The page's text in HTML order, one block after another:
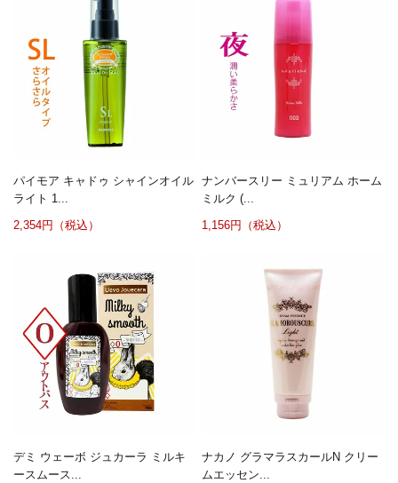
パイモア キャドゥ シャインオイル
ライト 1...
2,354円（税込）
ナンバースリー ミュリアム ホーム
ミルク (...
1,156円（税込）
デミ ウェーボ ジュカーラ ミルキ
ースムース...
ナカノ グラマラスカールN クリー
ムエッセン...